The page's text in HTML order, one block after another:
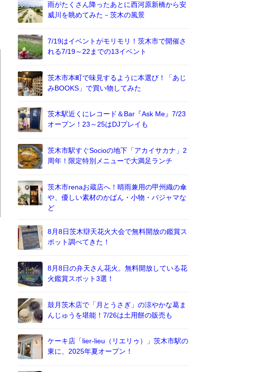
雨がたくさん降ったあとに西河原新橋から安
威川を眺めてみた－茨木の風景
7/19はイベントがモリモリ！茨木市で開催さ
れる7/19～22までの13イベント
茨木市本町で味見するように本選び！「あじ
みBOOKS」で買い物してみた
茨木駅近くにレコード＆Bar『Ask Me』7/23
オープン！23～25はDJプレイも
茨木市駅すぐSocioの地下「アカイサカナ」2
周年！限定特別メニューで大満足ランチ
茨木市renaお蔵店へ！晴雨兼用の甲州織の傘
や、優しい素材のかばん・小物・パジャマな
ど
8月8日茨木辯天花火大会で無料開放の鑑賞ス
ポット調べてきた！
8月8日の弁天さん花火。無料開放している花
火鑑賞スポット3選！
鼓月茨木店で「月とうさぎ」の涼やかな葛ま
んじゅうを堪能！7/26は土用餅の販売も
ケーキ店「lier-lieu（リエリゥ）」茨木市駅の
東に、2025年夏オープン！